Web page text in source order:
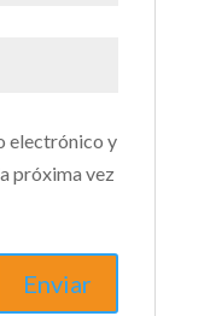
electrónico y
próxima vez